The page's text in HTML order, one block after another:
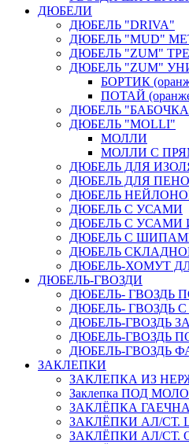
ДЮБЕЛИ
ДЮБЕЛЬ "DRIVA"
ДЮБЕЛЬ "MUD"
ДЮБЕЛЬ "ZUM"
ДЮБЕЛЬ "ZUM"
БОРТИК
ПОТАЙ
ДЮБЕЛЬ
ДЮБЕЛЬ "МOLLI"
МОЛЛИ
МОЛЛИ С
ДЮБЕЛЬ ДЛЯ
ДЮБЕЛЬ ДЛЯ
ДЮБЕЛЬ
ДЮБЕЛЬ С УСАМИ
ДЮБЕЛЬ С УСАМИ
ДЮБЕЛЬ С
ДЮБЕЛЬ
ДЮБЕЛЬ-ХОМУТ
ДЮБЕЛЬ-ГВОЗДИ
ДЮБЕЛЬ- ГВОЗДЬ
ДЮБЕЛЬ- ГВОЗДЬ
ДЮБЕЛЬ-ГВОЗДЬ
ДЮБЕЛЬ-ГВОЗДЬ
ДЮБЕЛЬ-ГВОЗДЬ
ЗАКЛЕПКИ
ЗАКЛЕПКА ИЗ
Заклепка ПОД
ЗАКЛЁПКА
ЗАКЛЁПКИ АЛ/СТ.
ЗАКЛЁПКИ АЛ/СТ.